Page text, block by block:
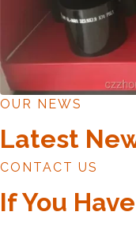
OUR NEWS
Latest
CONTACT US
If You